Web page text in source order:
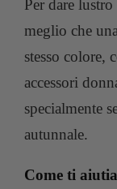
Per dare
meglio che
stesso colore,
accessori
specialmente
autunnale.
Come ti